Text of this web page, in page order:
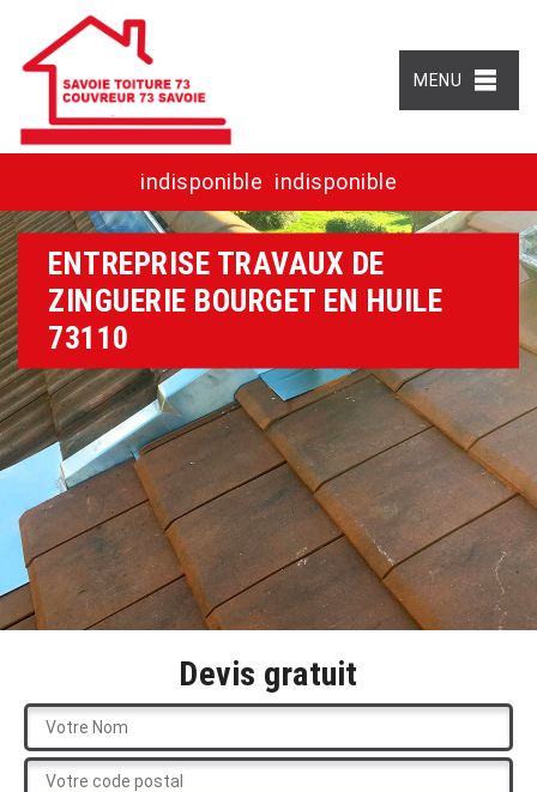
MENU
indisponible indisponible
ENTREPRISE TRAVAUX DE
ZINGUERIE BOURGET EN HUILE
73110
Devis gratuit